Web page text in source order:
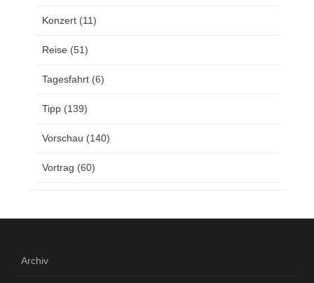
Konzert (11)
Reise (51)
Tagesfahrt (6)
Tipp (139)
Vorschau (140)
Vortrag (60)
Archiv